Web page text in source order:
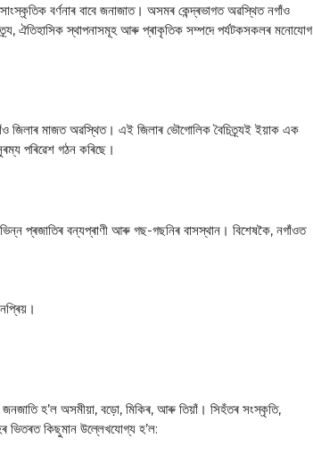
বৰ্ণনাৰ বাবে জনাজাত। অসমৰ কেন্দ্ৰভাগত অৱস্থিত নগাঁও
ঐতিহাসিক স্থাপনাসমূহ আৰু প্ৰাকৃতিক সম্পদে পৰ্যটকসকলৰ মনোযোগ
জিলাৰ মাজত অৱস্থিত। এই জিলাৰ ভৌগোলিক বৈচিত্র্যই ইয়াক এক
পৰিৱেশ গঠন কৰিছে।
প্ৰজাতিৰ বন্যপ্ৰাণী আৰু গছ-গছনিৰ বাসস্থান। বিশেষকৈ, নগাঁওত
হ’ল অসমীয়া, বড়ো, মিকিৰ, আৰু তিয়াঁ। সিহঁতৰ সংস্কৃতি,
ভিতৰত কিছুমান উল্লেখযোগ্য হ’ল: